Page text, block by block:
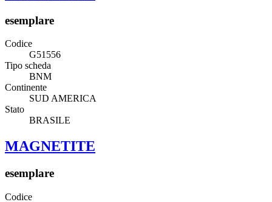
esemplare
Codice
G51556
Tipo scheda
BNM
Continente
SUD AMERICA
Stato
BRASILE
MAGNETITE
esemplare
Codice